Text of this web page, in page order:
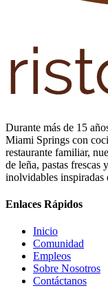
Durante más de 15
Miami Springs con
restaurante familiar,
de leña, pastas frescas
inolvidables inspiradas
Enlaces Rápidos
Inicio
Comunidad
Empleos
Sobre Nosotros
Contáctanos